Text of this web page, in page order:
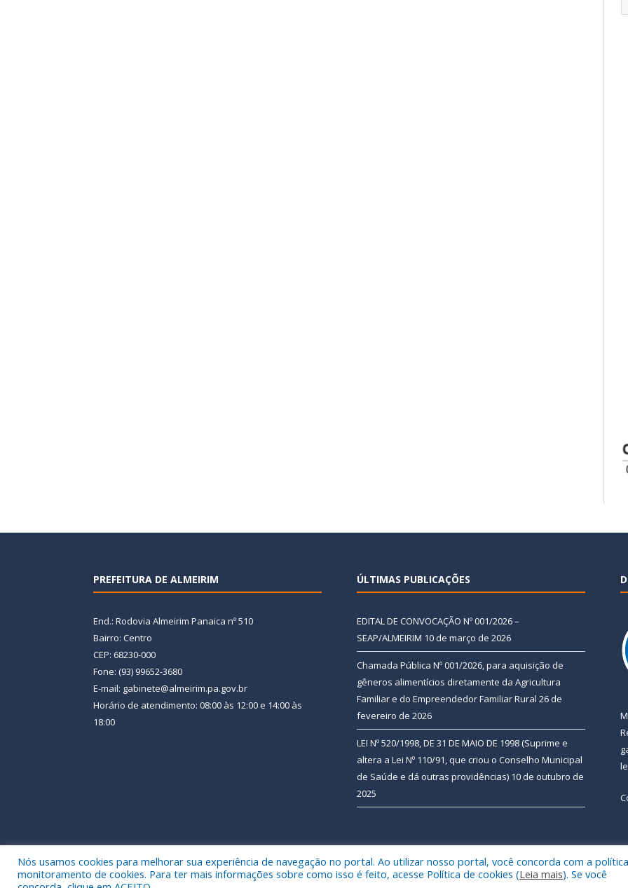
PREFEITURA DE ALMEIRIM
End.: Rodovia Almeirim Panaica nº 510
Bairro: Centro
CEP: 68230-000
Fone: (93) 99652-3680
E-mail: gabinete@almeirim.pa.gov.br
Horário de atendimento: 08:00 às 12:00 e 14:00 às
18:00
ÚLTIMAS PUBLICAÇÕES
EDITAL DE CONVOCAÇÃO Nº 001/2026 –
SEAP/ALMEIRIM 10 de março de 2026
Chamada Pública Nº 001/2026, para aquisição de
gêneros alimentícios diretamente da Agricultura
Familiar e do Empreendedor Familiar Rural 26 de
fevereiro de 2026
LEI Nº 520/1998, DE 31 DE MAIO DE 1998 (Suprime e
altera a Lei Nº 110/91, que criou o Conselho Municipal
de Saúde e dá outras providências) 10 de outubro de
2025
Todos os direitos reservados a Prefeitura Municipal de Almeirim. Mapa do Site
Nós usamos cookies para melhorar sua experiência de navegação no portal. Ao utilizar nosso portal, você concorda com a
monitoramento de cookies. Para ter mais informações sobre como isso é feito, acesse Política de cookies (Leia mais). Se você